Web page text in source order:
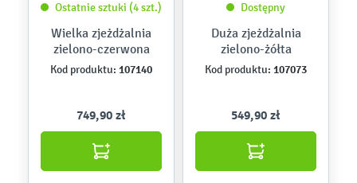
Ostatnie sztuki (4 szt.)
Wielka zjeżdżalnia
zielono-czerwona
Kod produktu: 107140
749,90 zł
Dostępny
Duża zjeżdżalnia
zielono-żółta
Kod produktu: 107073
549,90 zł